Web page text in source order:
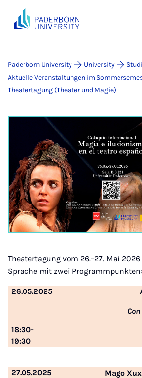
Paderborn University University
Aktuelle Veranstaltungen im
Theatertagung (Theater und Magie)
Theatertagung vom 26.–27. Mai
Sprache mit zwei Programmpunkten:
26.05.2025
18:30-
19:30
27.05.2025 Mago